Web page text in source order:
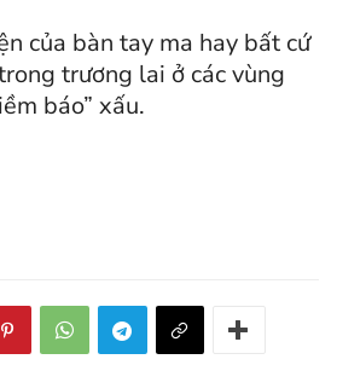
của bàn tay ma hay bất cứ
trương lai ở các vùng
báo” xấu.